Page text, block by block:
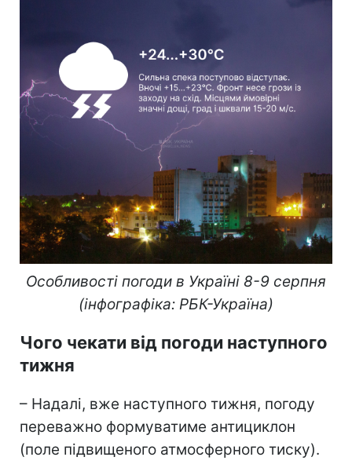
Особливості погоди в Україні 8-9 серпня
(інфографіка: РБК-Україна)
Чого чекати від погоди наступного
тижня
– Надалі, вже наступного тижня, погоду
переважно формуватиме антициклон
(поле підвищеного атмосферного тиску).